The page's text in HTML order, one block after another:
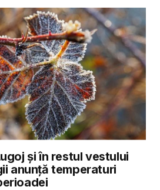
și în restul vestului
anunță temperaturi